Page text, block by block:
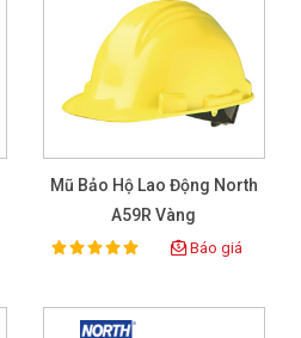
Mũ Bảo Hộ Lao Động North
A59R Vàng
Rating:
100% Báo giá